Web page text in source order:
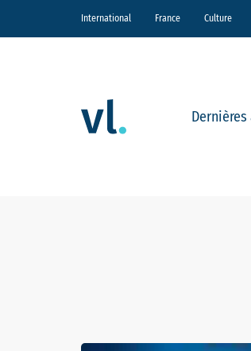
International France Culture